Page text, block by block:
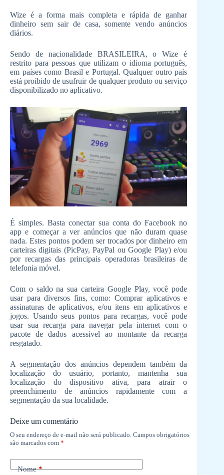
Wize é a forma mais completa e rápida de ganhar
dinheiro sem sair de casa, somente vendo anúncios
diários.
Sendo de nacionalidade BRASILEIRA, o Wize é
restrito para pessoas que utilizam o idioma português,
em países como Brasil e Portugal. Qualquer outro país
está proibido de usufruir de qualquer produto ou serviço
disponibilizado no aplicativo.
É simples. Basta conectar sua conta do Facebook no
app e começar a ver anúncios que não duram quase
nada. Estes pontos podem ser trocados por dinheiro em
carteiras digitais (PicPay, PayPal ou Google Play) e/ou
por recargas das principais operadoras brasileiras de
telefonia móvel.
Com o saldo na sua carteira Google Play, você pode
usar para diversos fins, como: Comprar aplicativos e
assinaturas de aplicativos, e/ou itens em aplicativos e
jogos. Usando seus pontos para recargas, você pode
usar sua recarga para navegar pela internet com o
pacote de dados acessível ao montante da recarga
resgatado.
A segmentação dos anúncios dependem também da
localização do usuário, portanto, mantenha sua
localização do dispositivo ativa, para atrair o
preenchimento de anúncios rapidamente com a
segmentação da sua localidade.
Deixe um comentário
O seu endereço de e-mail não será publicado. Campos obrigatórios
são marcados com *
Nome*